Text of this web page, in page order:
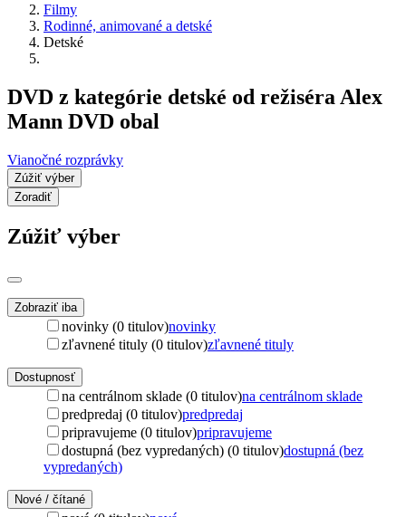
Filmy
Rodinné, animované a detské
Detské
DVD z kategórie detské od režiséra Alex
Mann DVD obal
Vianočné rozprávky
Zúžiť výber
Zoradiť
Zúžiť výber
Zobraziť iba
novinky (0 titulov)novinky
zľavnené tituly (0 titulov)zľavnené tituly
Dostupnosť
na centrálnom sklade (0 titulov)na centrálnom sklade
predpredaj (0 titulov)predpredaj
pripravujeme (0 titulov)pripravujeme
dostupná (bez vypredaných) (0 titulov)dostupná (bez
vypredaných)
Nové / čítané